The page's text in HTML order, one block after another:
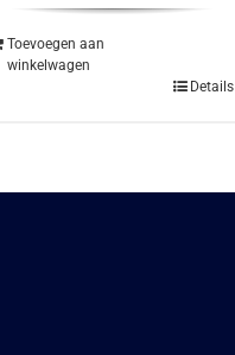
Toevoegen aan
winkelwagen
Details